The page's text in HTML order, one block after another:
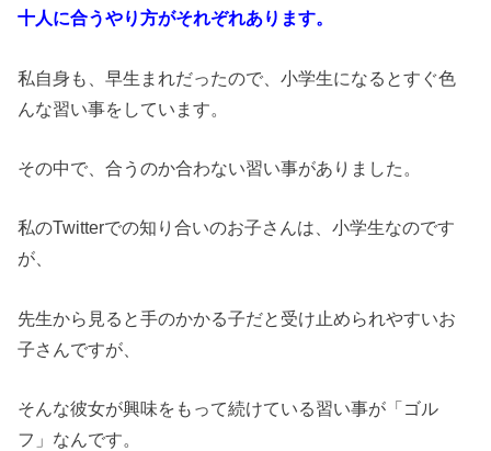
十人に合うやり方がそれぞれあります。
私自身も、早生まれだったので、小学生になるとすぐ色
んな習い事をしています。
その中で、合うのか合わない習い事がありました。
私のTwitterでの知り合いのお子さんは、小学生なのです
が、
先生から見ると手のかかる子だと受け止められやすいお
子さんですが、
そんな彼女が興味をもって続けている習い事が「ゴル
フ」なんです。